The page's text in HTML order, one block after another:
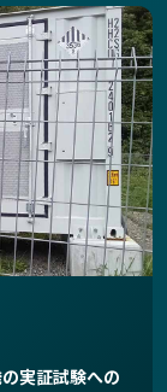
の実証試験への